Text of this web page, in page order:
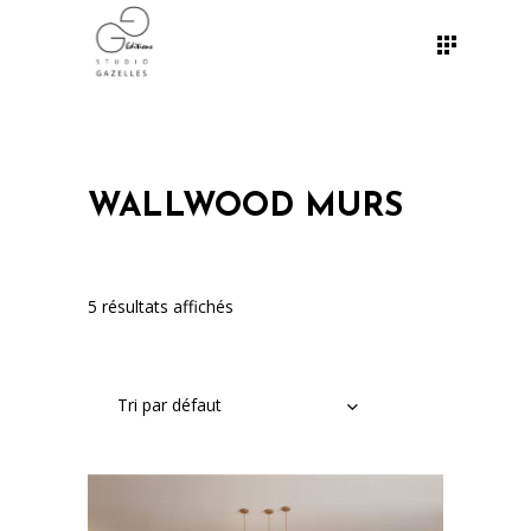
WALLWOOD MURS
5 résultats affichés
Tri par défaut